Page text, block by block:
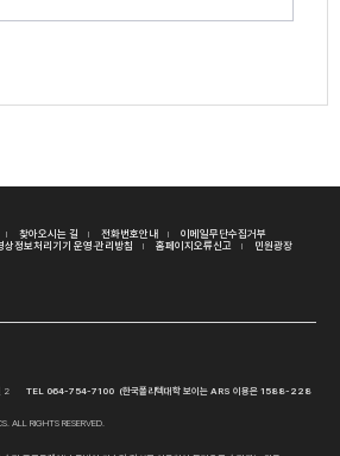
찾아오시는 길 전화번호안내 이메일무단수집거부
상정보처리기기 운영·관리방침 홈페이지오류신고 민원광장
길 2 TEL 064-754-7100 (한국폴리텍대학 보이는 ARS 이용은 1588-228
ALL RIGHTS RESERVED.